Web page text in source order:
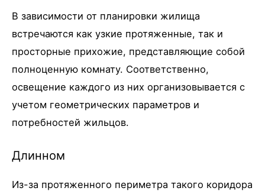
В зависимости от планировки жилища
встречаются как узкие протяженные, так и
просторные прихожие, представляющие собой
полноценную комнату. Соответственно,
освещение каждого из них организовывается с
учетом геометрических параметров и
потребностей жильцов.
Длинном
Из-за протяженного периметра такого коридора